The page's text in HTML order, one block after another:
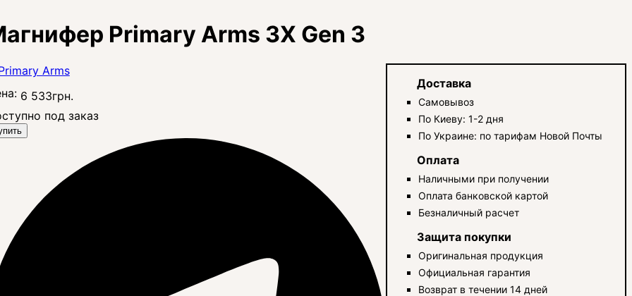
Primary Arms 3X Gen 3
6 533грн.
под заказ
Доставка
Самовывоз
По Киеву: 1-2 дня
По Украине: по тарифам Новой Почты
Оплата
Наличными при получении
Оплата банковской картой
Безналичный расчет
Защита покупки
Оригинальная продукция
Официальная гарантия
Возврат в течении 14 дней